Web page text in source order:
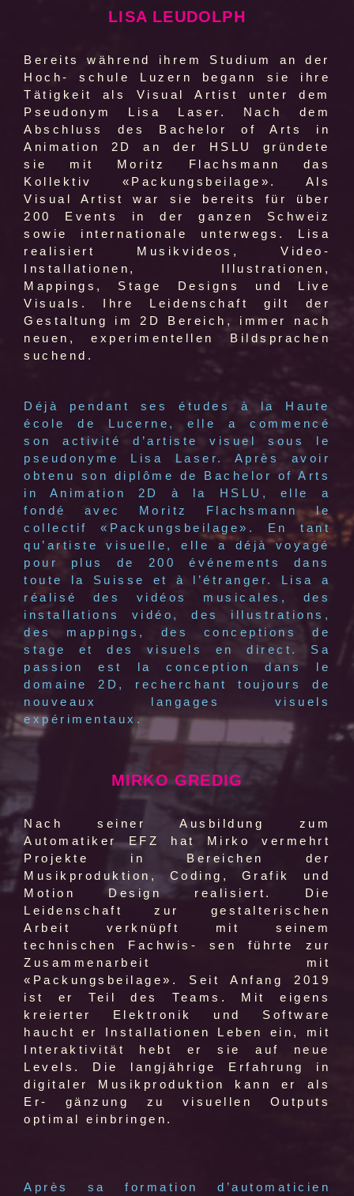
LISA LEUDOLPH
Bereits während ihrem Studium an der
Hoch- schule Luzern begann sie ihre
Tätigkeit als Visual Artist unter dem
Pseudonym Lisa Laser. Nach dem
Abschluss des Bachelor of Arts in
Animation 2D an der HSLU gründete
sie mit Moritz Flachsmann das
Kollektiv «Packungsbeilage». Als
Visual Artist war sie bereits für über
200 Events in der ganzen Schweiz
sowie internationale unterwegs. Lisa
realisiert Musikvideos, Video-
Installationen, Illustrationen,
Mappings, Stage Designs und Live
Visuals. Ihre Leidenschaft gilt der
Gestaltung im 2D Bereich, immer nach
neuen, experimentellen Bildsprachen
suchend.
Déjà pendant ses études à la Haute
école de Lucerne, elle a commencé
son activité d’artiste visuel sous le
pseudonyme Lisa Laser. Après avoir
obtenu son diplôme de Bachelor of Arts
in Animation 2D à la HSLU, elle a
fondé avec Moritz Flachsmann le
collectif «Packungsbeilage». En tant
qu’artiste visuelle, elle a déjà voyagé
pour plus de 200 événements dans
toute la Suisse et à l’étranger. Lisa a
réalisé des vidéos musicales, des
installations vidéo, des illustrations,
des mappings, des conceptions de
stage et des visuels en direct. Sa
passion est la conception dans le
domaine 2D, recherchant toujours de
nouveaux langages visuels
expérimentaux.
MIRKO GREDIG
Nach seiner Ausbildung zum
Automatiker EFZ hat Mirko vermehrt
Projekte in Bereichen der
Musikproduktion, Coding, Grafik und
Motion Design realisiert. Die
Leidenschaft zur gestalterischen
Arbeit verknüpft mit seinem
technischen Fachwis- sen führte zur
Zusammenarbeit mit
«Packungsbeilage». Seit Anfang 2019
ist er Teil des Teams. Mit eigens
kreierter Elektronik und Software
haucht er Installationen Leben ein, mit
Interaktivität hebt er sie auf neue
Levels. Die langjährige Erfahrung in
digitaler Musikproduktion kann er als
Er- gänzung zu visuellen Outputs
optimal einbringen.
Après sa formation d’automaticien